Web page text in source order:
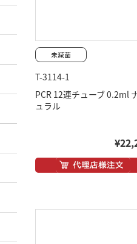
T-3114-1
PCR 12連チューブ 0.2ml
ュラル